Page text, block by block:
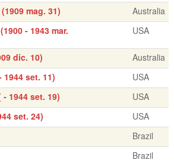
mag. 31)
Australia
- 1943 mar.
USA
dic. 10)
Australia
1944 set. 11)
USA
1944 set. 19)
USA
set. 24)
USA
Brazil
Brazil